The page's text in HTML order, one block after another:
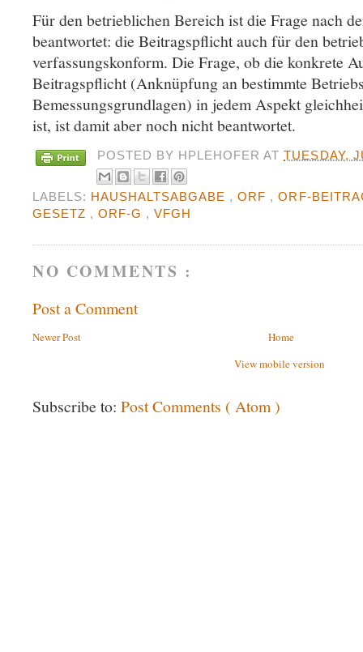
Für den betrieblichen Bereich ist die Frage nach
beantwortet: die Beitragspflicht auch für den
verfassungskonform. Die Frage, ob die konkrete
Beitragspflicht (Anknüpfung an bestimmte
Bemessungsgrundlagen) in jedem Aspekt
ist, ist damit aber noch nicht beantwortet.
POSTED BY HPLEHOFERATTUESDAY,
LABELS: HAUSHALTSABGABE ,ORF ,ORF-
GESETZ ,ORF-G ,VFGH
NO COMMENTS :
Post a Comment
Newer Post
Home
View mobile version
Subscribe to: Post Comments ( Atom )